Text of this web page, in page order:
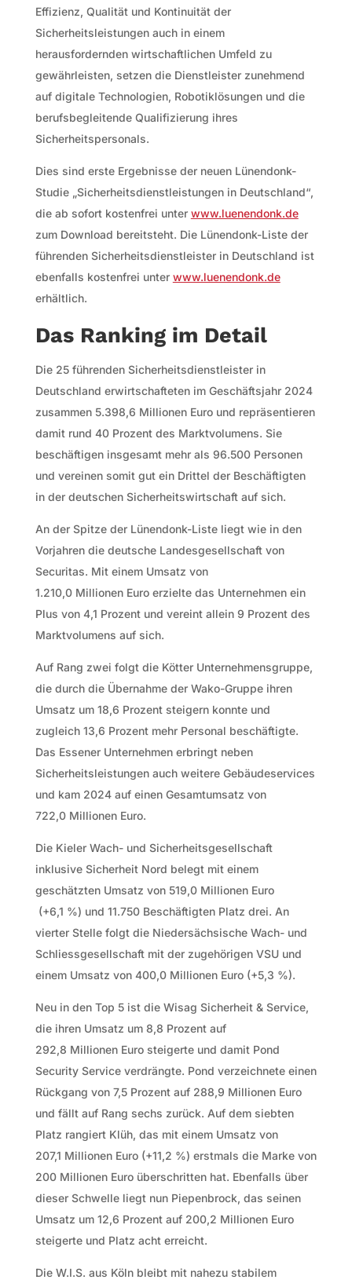
Effizienz, Qualität und Kontinuität der
Sicherheitsleistungen auch in einem
herausfordernden wirtschaftlichen Umfeld zu
gewährleisten, setzen die Dienstleister zunehmend
auf digitale Technologien, Robotiklösungen und die
berufsbegleitende Qualifizierung ihres
Sicherheitspersonals.
Dies sind erste Ergebnisse der neuen Lünendonk-
Studie „Sicherheitsdienstleistungen in Deutschland“,
die ab sofort kostenfrei unter www.luenendonk.de
zum Download bereitsteht. Die Lünendonk-Liste der
führenden Sicherheitsdienstleister in Deutschland ist
ebenfalls kostenfrei unter www.luenendonk.de
erhältlich.
Das Ranking im Detail
Die 25 führenden Sicherheitsdienstleister in
Deutschland erwirtschafteten im Geschäftsjahr 2024
zusammen 5.398,6 Millionen Euro und repräsentieren
damit rund 40 Prozent des Marktvolumens. Sie
beschäftigen insgesamt mehr als 96.500 Personen
und vereinen somit gut ein Drittel der Beschäftigten
in der deutschen Sicherheitswirtschaft auf sich.
An der Spitze der Lünendonk-Liste liegt wie in den
Vorjahren die deutsche Landesgesellschaft von
Securitas. Mit einem Umsatz von
1.210,0 Millionen Euro erzielte das Unternehmen ein
Plus von 4,1 Prozent und vereint allein 9 Prozent des
Marktvolumens auf sich.
Auf Rang zwei folgt die Kötter Unternehmensgruppe,
die durch die Übernahme der Wako-Gruppe ihren
Umsatz um 18,6 Prozent steigern konnte und
zugleich 13,6 Prozent mehr Personal beschäftigte.
Das Essener Unternehmen erbringt neben
Sicherheitsleistungen auch weitere Gebäudeservices
und kam 2024 auf einen Gesamtumsatz von
722,0 Millionen Euro.
Die Kieler Wach- und Sicherheitsgesellschaft
inklusive Sicherheit Nord belegt mit einem
geschätzten Umsatz von 519,0 Millionen Euro
(+6,1 %) und 11.750 Beschäftigten Platz drei. An
vierter Stelle folgt die Niedersächsische Wach- und
Schliessgesellschaft mit der zugehörigen VSU und
einem Umsatz von 400,0 Millionen Euro (+5,3 %).
Neu in den Top 5 ist die Wisag Sicherheit & Service,
die ihren Umsatz um 8,8 Prozent auf
292,8 Millionen Euro steigerte und damit Pond
Security Service verdrängte. Pond verzeichnete einen
Rückgang von 7,5 Prozent auf 288,9 Millionen Euro
und fällt auf Rang sechs zurück. Auf dem siebten
Platz rangiert Klüh, das mit einem Umsatz von
207,1 Millionen Euro (+11,2 %) erstmals die Marke von
200 Millionen Euro überschritten hat. Ebenfalls über
dieser Schwelle liegt nun Piepenbrock, das seinen
Umsatz um 12,6 Prozent auf 200,2 Millionen Euro
steigerte und Platz acht erreicht.
Die W.I.S. aus Köln bleibt mit nahezu stabilem